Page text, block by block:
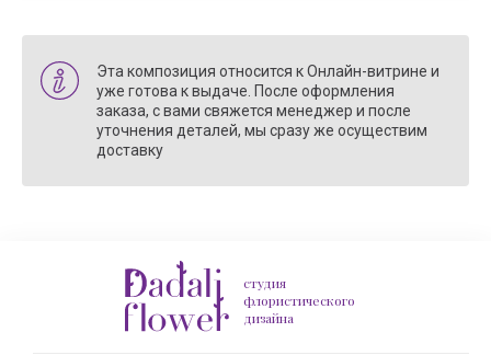
Эта композиция относится к Онлайн-витрине и
уже готова к выдаче. После оформления
заказа, с вами свяжется менеджер и после
уточнения деталей, мы сразу же осуществим
доставку
студия
флористического
дизайна